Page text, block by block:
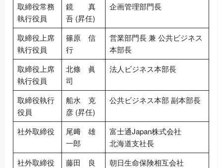
取締役常務
執行役員
鏡 真
吾 (昇任)
企画管理部門長
取締役上席
執行役員
篠原 信
行
営業部門長 兼 公共ビジネス
本部長
取締役上席
執行役員
北條 眞
司
法人ビジネス本部長
取締役執行
役員
船水 克
彦 (昇任)
公共ビジネス本部 副本部長
社外取締役
尾﨑 雄
一郎
富士通Japan株式会社
北海道支社長
社外取締役
藤田 良
朝日生命保険相互会社